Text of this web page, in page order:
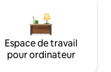
Espace de travail
pour ordinateur